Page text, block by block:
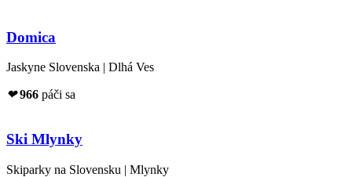
Domica
Jaskyne Slovenska | Dlhá Ves
❤ 966 páči sa
Ski Mlynky
Skiparky na Slovensku | Mlynky